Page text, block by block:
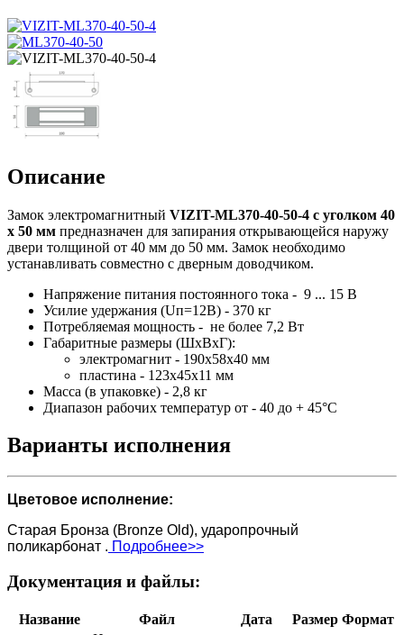
Описание
Замок электромагнитный VIZIT-ML370-40-50-4 с уголком 40
х 50 мм предназначен для запирания открывающейся наружу
двери толщиной от 40 мм до 50 мм. Замок необходимо
устанавливать совместно с дверным доводчиком.
Напряжение питания постоянного тока - 9 ... 15 В
Усилие удержания (Uп=12В) - 370 кг
Потребляемая мощность - не более 7,2 Вт
Габаритные размеры (ШхВхГ):
электромагнит - 190х58х40 мм
пластина - 123х45х11 мм
Масса (в упаковке) - 2,8 кг
Диапазон рабочих температур от - 40 до + 45°С
Варианты исполнения
Цветовое исполнение:
Старая Бронза (Bronze Old), ударопрочный
поликарбонат . Подробнее>>
Документация и файлы:
Название Файл Дата Размер Формат